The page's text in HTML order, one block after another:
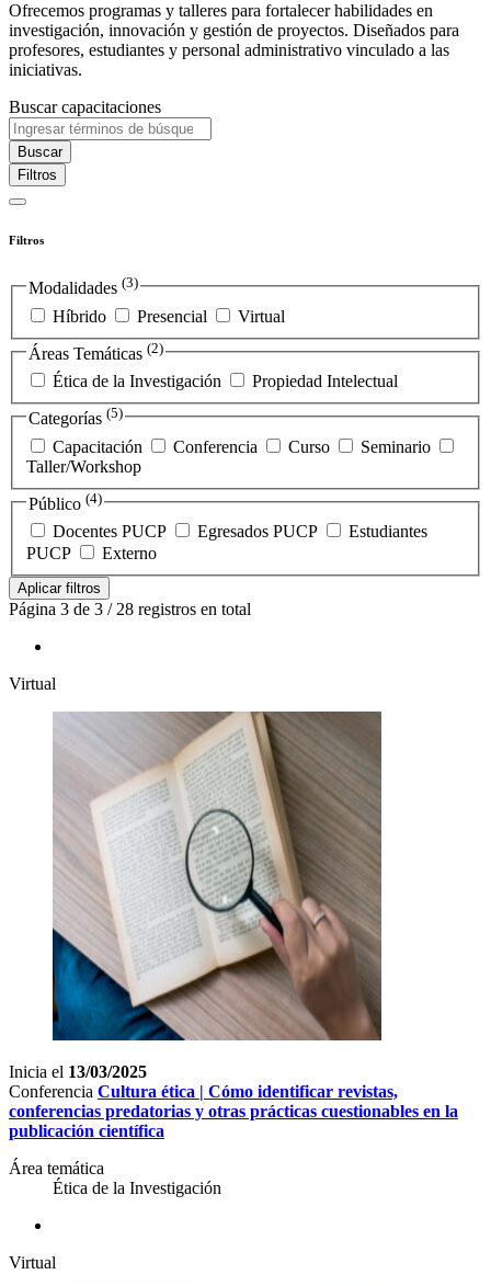
Ofrecemos programas y talleres para fortalecer habilidades en
investigación, innovación y gestión de proyectos. Diseñados para
profesores, estudiantes y personal administrativo vinculado a las
iniciativas.
Buscar capacitaciones
Buscar
Filtros
Filtros
Modalidades (3)
Híbrido Presencial
Virtual
Áreas Temáticas (2)
Ética de la Investigación
Propiedad Intelectual
Categorías (5)
Capacitación Conferencia Curso
Seminario
Taller/Workshop
Público (4)
Docentes PUCP Egresados PUCP
Estudiantes
PUCP
Externo
Aplicar filtros
Página 3 de 3 / 28 registros en total
Virtual
Inicia el 13/03/2025
Conferencia Cultura ética | Cómo identificar revistas,
conferencias predatorias y otras prácticas cuestionables en la
publicación científica
Área temática
Ética de la Investigación
Virtual